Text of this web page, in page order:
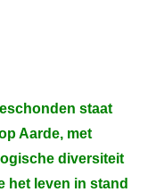
staat
Aarde, met
diversiteit
het leven in stand